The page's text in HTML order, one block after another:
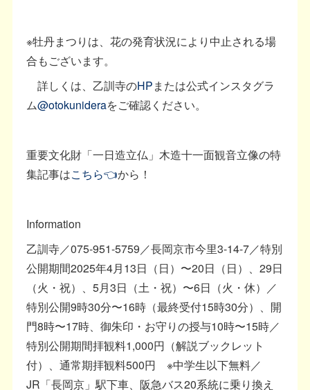
※牡丹まつりは、花の発育状況により中止される場
合もございます。
詳しくは、乙訓寺のHPまたは公式インスタグラ
ム@otokunideraをご確認ください。
重要文化財「一日造立仏」木造十一面観音立像の特
集記事はこちら👈から！
Information
乙訓寺／075-951-5759／長岡京市今里3-14-7／特別
公開期間2025年4月13日（日）〜20日（日）、29日
（火・祝）、5月3日（土・祝）〜6日（火・休）／
特別公開9時30分〜16時（最終受付15時30分）、開
門8時〜17時、御朱印・お守りの授与10時〜15時／
特別公開期間拝観料1,000円（解説ブックレット
付）、通常期拝観料500円 ※中学生以下無料／
JR「長岡京」駅下車、阪急バス20系統に乗り換え